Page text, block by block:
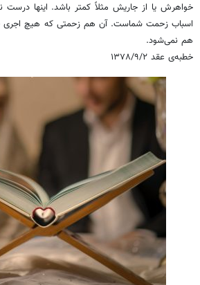
خواهرش یا از جاریش مثلاً کمتر باشد. اینها
اسباب زحمت شماست. آن هم زحمتی که هیچ اجری
هم نمی‌شود.
خطبه‌ی عقد ۱۳۷۸/۹/۲